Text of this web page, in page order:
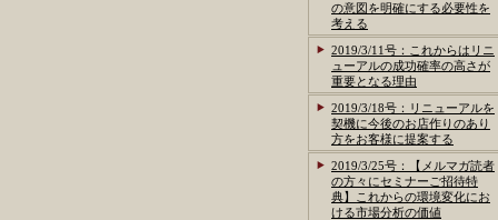
の意図を明確にする必要性を
考える
2019/3/11号：これからはリニ
ューアルの成功確率の高さが
重要となる理由
2019/3/18号：リニューアルを
契機に今後のお店作りのあり
方をお客様に提案する
2019/3/25号：【メルマガ読者
の方々にセミナーご招待特
典】これからの環境変化にお
ける市場分析の価値